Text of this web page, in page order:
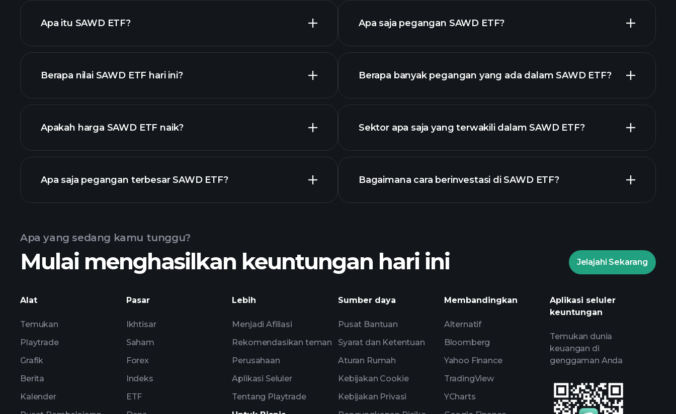
Apa itu SAWD ETF?
Berapa nilai SAWD ETF hari ini?
Apakah harga SAWD ETF naik?
grafik SAWD
Apa saja pegangan terbesar SAWD ETF?
pegangan
Apa saja pegangan SAWD ETF?
Berapa banyak pegangan yang ada dalam SAWD ETF?
pegangan
Sektor apa saja yang terwakili dalam SAWD ETF?
Bagaimana cara berinvestasi di SAWD ETF?
Playtrade
direkomendasikan
Apa yang sedang kamu tunggu?
Mulai menghasilkan keuntungan hari ini Jelajahi Sekarang
Alat
Temukan
Playtrade
Grafik
Berita
Kalender
Pasar
Ikhtisar
Saham
Forex
Indeks
ETF
Lebih
Menjadi Afiliasi
Rekomendasikan teman
Perusahaan
Aplikasi Seluler
Tentang Playtrade
Sumber daya
Pusat Bantuan
Syarat dan Ketentuan
Aturan Rumah
Kebijakan Cookie
Kebijakan Privasi
Membandingkan
Alternatif
Bloomberg
Yahoo Finance
TradingView
YCharts
Aplikasi seluler
keuntungan
Temukan dunia
keuangan di
genggaman Anda